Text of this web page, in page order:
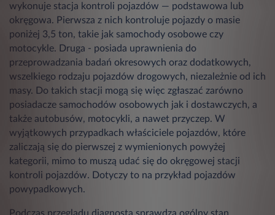
wykonuje stacja kontroli pojazdów — podstawowa lub
okręgowa. Pierwsza z nich kontroluje pojazdy o masie
poniżej 3,5 ton, takie jak samochody osobowe czy
motocykle. Druga - posiada uprawnienia do
przeprowadzania badań okresowych oraz dodatkowych,
wszelkiego rodzaju pojazdów drogowych, niezależnie od ich
masy. Do takich stacji mogą się więc zgłaszać zarówno
posiadacze samochodów osobowych jak i dostawczych, a
także autobusów, motocykli, a nawet przyczep. W
wyjątkowych przypadkach właściciele pojazdów, które
zaliczają się do pierwszej z wymienionych powyżej
kategorii, mimo to muszą udać się do okręgowej stacji
kontroli pojazdów. Dotyczy to na przykład pojazdów
powypadkowych.
Podczas przeglądu diagnosta sprawdza ogólny stan